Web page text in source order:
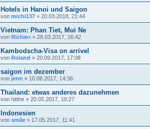
Hotels in Hanoi und Saigon
von michi137 » 20.03.2018, 21:44
Vietnam: Phan Tiet, Mui Ne
von Richie+ » 28.03.2017, 16:42
Kambodscha-Visa on arrivel
von Roland » 20.09.2017, 17:08
saigon im dezember
von jenn » 10.06.2017, 14:36
Thailand: etwas anderes dazunehmen
von hitthe » 20.05.2017, 10:27
Indonesien
von smile » 17.05.2017, 11:41